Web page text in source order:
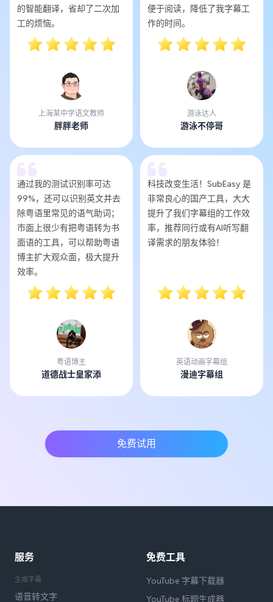
的智能翻译，省却了二次加
工的烦恼。
上海某中学语文教师
胖胖老师
便于阅读，降低了我字幕工
作的时间。
游泳达人
游泳不停哥
通过我的测试识别率可达
99%，还可以识别英文并去
除粤语里常见的语气助词；
市面上很少有把粤语转为书
面语的工具，可以帮助粤语
博主扩大观众面，极大提升
效率。
粤语博主
道德战士皇家添
科技改变生活！SubEasy 是
非常良心的国产工具，大大
提升了我们字幕组的工作效
率，推荐同行或有AI听写翻
译需求的朋友体验！
英语动画字幕组
漫迪字幕组
免费试用
服务
生成字幕
语音转文字
免费工具
YouTube 字幕下载器
YouTube 标题生成器